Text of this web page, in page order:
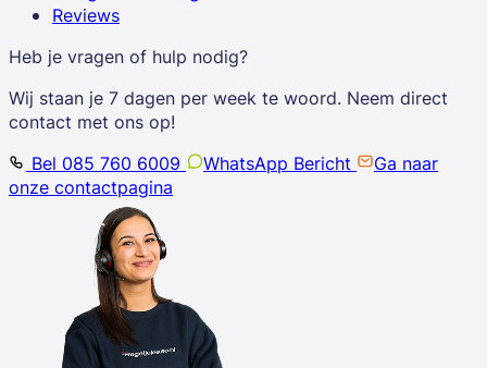
Reviews
Heb je vragen of hulp nodig?
Wij staan je 7 dagen per week te woord. Neem direct
contact met ons op!
Bel 085 760 6009
WhatsApp Bericht
Ga naar
onze contactpagina